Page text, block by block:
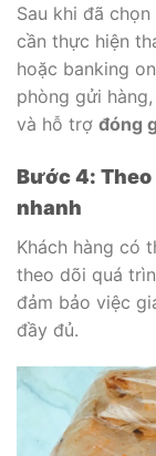
Sau khi đã
cần thực hiện
hoặc banking
phòng gửi
và hỗ trợ đóng
Bước 4:
nhanh
Khách hàng có
theo dõi quá
đảm bảo việc
đầy đủ.